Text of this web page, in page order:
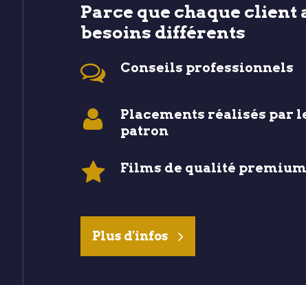
Parce que chaque client
besoins différents
Conseils professionnels
Placements réalisés par
patron
Films de qualité premium
Plus d'infos